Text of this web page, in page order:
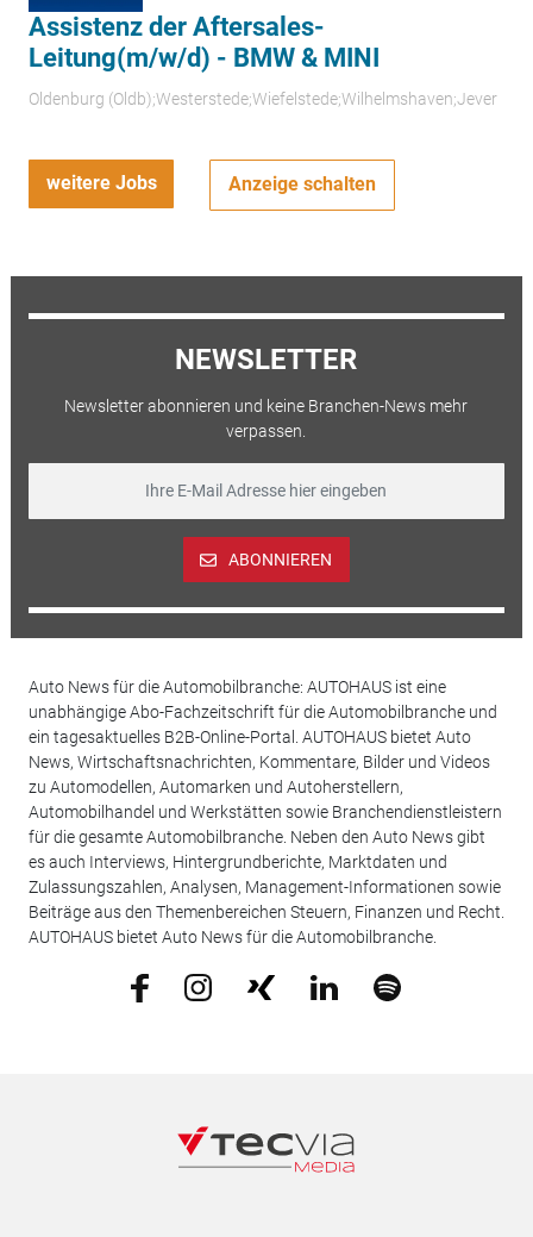
Assistenz der Aftersales-
Leitung(m/w/d) - BMW & MINI
Oldenburg (Oldb);Westerstede;Wiefelstede;Wilhelmshaven;Jever
weitere Jobs Anzeige schalten
NEWSLETTER
Newsletter abonnieren und keine Branchen-News mehr
verpassen.
ABONNIEREN
Auto News für die Automobilbranche: AUTOHAUS ist eine
unabhängige Abo-Fachzeitschrift für die Automobilbranche und
ein tagesaktuelles B2B-Online-Portal. AUTOHAUS bietet Auto
News, Wirtschaftsnachrichten, Kommentare, Bilder und Videos
zu Automodellen, Automarken und Autoherstellern,
Automobilhandel und Werkstätten sowie Branchendienstleistern
für die gesamte Automobilbranche. Neben den Auto News gibt
es auch Interviews, Hintergrundberichte, Marktdaten und
Zulassungszahlen, Analysen, Management-Informationen sowie
Beiträge aus den Themenbereichen Steuern, Finanzen und Recht.
AUTOHAUS bietet Auto News für die Automobilbranche.